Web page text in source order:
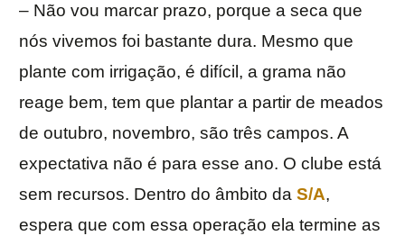
– Não vou marcar prazo, porque a seca que
nós vivemos foi bastante dura. Mesmo que
plante com irrigação, é difícil, a grama não
reage bem, tem que plantar a partir de meados
de outubro, novembro, são três campos. A
expectativa não é para esse ano. O clube está
sem recursos. Dentro do âmbito da S/A,
espera que com essa operação ela termine as